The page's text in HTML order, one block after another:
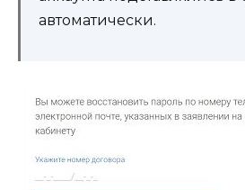
автоматически.